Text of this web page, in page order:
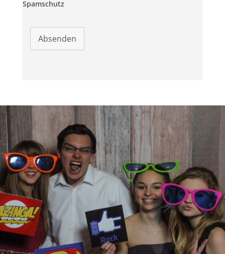
Spamschutz
Absenden